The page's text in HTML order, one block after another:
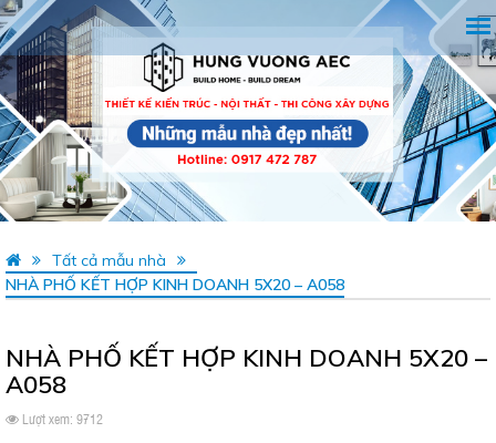
Tất cả mẫu nhà
NHÀ PHỐ KẾT HỢP KINH DOANH 5X20 – A058
NHÀ PHỐ KẾT HỢP KINH DOANH 5X20 –
A058
Lượt xem: 9712